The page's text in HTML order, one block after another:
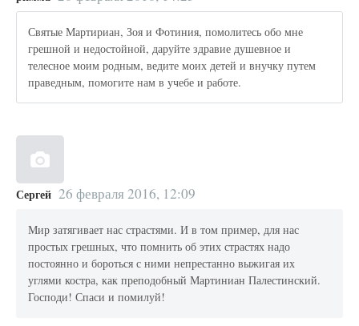
Святые Мартириан, Зоя и Фотиния, помолитесь обо мне
грешной и недостойной, даруйте здравие душевное и
телесное моим родным, ведите моих детей и внучку путем
праведным, помогите нам в учебе и работе.
Сергей 26 февраля 2016, 12:09
Мир затягивает нас страстями. И в том пример, для нас
простых грешных, что помнить об этих страстях надо
постоянно и бороться с ними непрестанно выжигая их
углями костра, как преподобный Мартиниан Палестинский.
Господи! Спаси и помилуй!